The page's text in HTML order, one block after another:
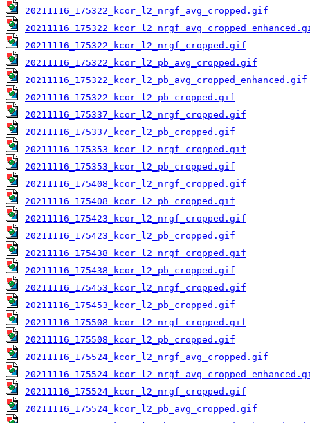
20211116_175322_kcor_l2_nrgf_avg_cropped.gif
20211116_175322_kcor_l2_nrgf_cropped.gif
20211116_175322_kcor_l2_pb_avg_cropped.gif
20211116_175322_kcor_l2_pb_avg_cropped_enhanced.gif
20211116_175322_kcor_l2_pb_cropped.gif
20211116_175337_kcor_l2_nrgf_cropped.gif
20211116_175337_kcor_l2_pb_cropped.gif
20211116_175353_kcor_l2_nrgf_cropped.gif
20211116_175353_kcor_l2_pb_cropped.gif
20211116_175408_kcor_l2_nrgf_cropped.gif
20211116_175408_kcor_l2_pb_cropped.gif
20211116_175423_kcor_l2_nrgf_cropped.gif
20211116_175423_kcor_l2_pb_cropped.gif
20211116_175438_kcor_l2_nrgf_cropped.gif
20211116_175438_kcor_l2_pb_cropped.gif
20211116_175453_kcor_l2_nrgf_cropped.gif
20211116_175453_kcor_l2_pb_cropped.gif
20211116_175508_kcor_l2_nrgf_cropped.gif
20211116_175508_kcor_l2_pb_cropped.gif
20211116_175524_kcor_l2_nrgf_avg_cropped.gif
20211116_175524_kcor_l2_nrgf_cropped.gif
20211116_175524_kcor_l2_pb_avg_cropped.gif